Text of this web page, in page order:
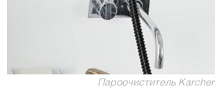
Пароочиститель Karcher